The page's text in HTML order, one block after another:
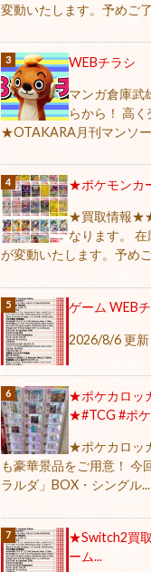
変動いたします。予めご
WEBチラシ
マンガ倉庫武
らから！ 高
★OTAKARA月刊マンソ
★ポケモンカ
★買取情報
なります。
が変動いたします。予め
ゲーム WEB
2026/8/6 更
★ポケカロッ
★#TCG #ポケ
★ポケカロッ
も豪華景品をご用意！ 今
ラルダ」BOX・シングル...
★Switch2買
ーム...